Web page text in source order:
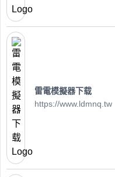
美洽机器人怎么设
整教程
详细讲解美洽机器人怎么
知识库配置、转人工逻辑
在线客服场景快速部署。
24/05 2026
雷電模擬器下载
https://www.ldmnq.tw